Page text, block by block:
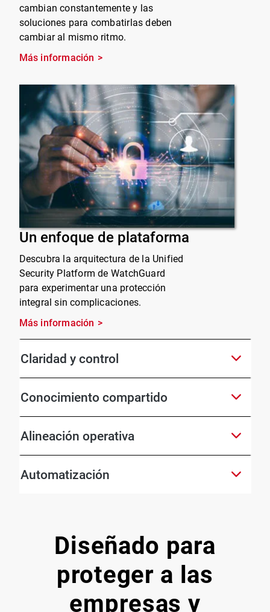
cambian constantemente y las
soluciones para combatirlas deben
cambiar al mismo ritmo.
Más información
Un enfoque de plataforma
Descubra la arquitectura de la Unified
Security Platform de WatchGuard
para experimentar una protección
integral sin complicaciones.
Más información
Claridad y control
Conocimiento compartido
Alineación operativa
Automatización
Diseñado para
proteger a las
empresas y